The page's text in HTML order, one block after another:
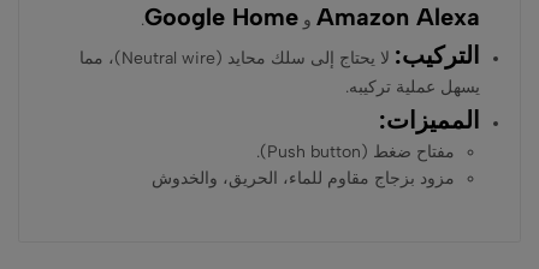
Amazon Alexa وGoogle Home
.
التركيب:
لا يحتاج إلى سلك محايد (Neutral wire)، مما
يسهل عملية تركيبه.
المميزات:
مفتاح ضغط (Push button).
مزود بزجاج مقاوم للماء، الحريق، والخدوش